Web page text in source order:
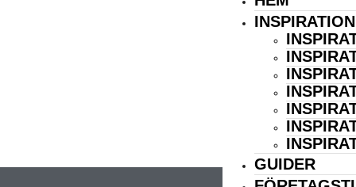
INSPIRATION
GUIDER